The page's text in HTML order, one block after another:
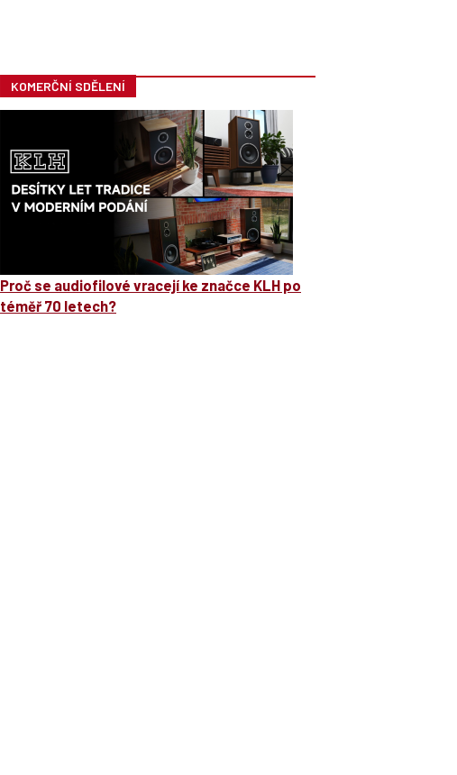
KOMERČNÍ SDĚLENÍ
Proč se audiofilové vracejí ke značce KLH po
téměř 70 letech?